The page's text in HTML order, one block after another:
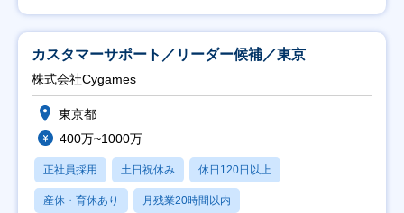
カスタマーサポート／リーダー候補／東京
株式会社Cygames
東京都
400万~1000万
正社員採用 土日祝休み 休日120日以上
産休・育休あり 月残業20時間以内